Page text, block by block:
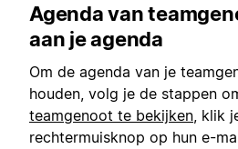
Agenda van
aan je agenda
Om de agenda van je
houden, volg je de stappen
teamgenoot te bekijken, klik
rechtermuisknop op hun e-